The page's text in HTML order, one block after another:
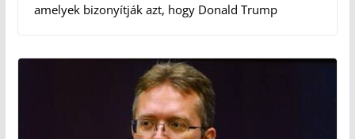
amelyek bizonyítják azt, hogy Donald Trump